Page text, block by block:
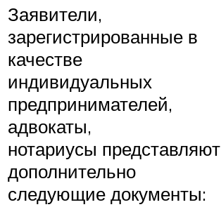
Заявители,
зарегистрированные в
качестве
индивидуальных
предпринимателей,
адвокаты,
нотариусы представляют
дополнительно
следующие документы: